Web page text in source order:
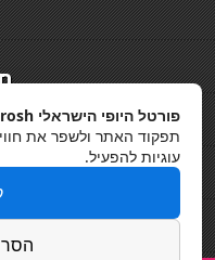
פורטל היופי הישראלי Barosh
תפקוד האתר ולשפר את
עוגיות להפעיל.
הסר